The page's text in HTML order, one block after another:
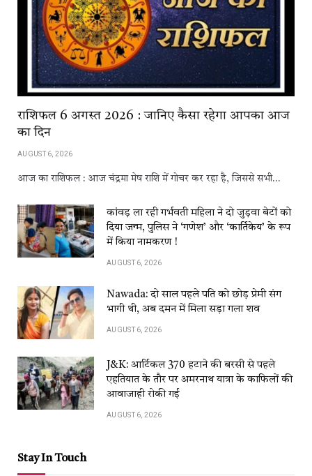
राशिफल 6 अगस्त 2026 : जानिए कैसा रहेगा आपका आज
का दिन
AUGUST 6, 2026
आज का राशिफल : आज चंद्रमा मेष राशि में गोचर कर रहा है, जिससे सभी…
कांवड़​​ ला​​ रही​​ गर्भवती महिला ने दो जुड़वा बेटों को
दिया जन्म, पुलिस ने ‘गणेश’ और ‘कार्तिकेय’ के रूप
में किया नामकरण !
AUGUST 6, 2026
Nawada: दो साल पहले पति को छोड़ प्रेमी संग
भागी थी, अब दमन में मिला सड़ा गला शव
AUGUST 6, 2026
J&K: आर्टिकल 370 हटाने की बरसी से पहले
एहतियात के तौर पर अमरनाथ यात्रा के काफिलों की
आवाजाही रोकी गई
AUGUST 6, 2026
Stay In Touch